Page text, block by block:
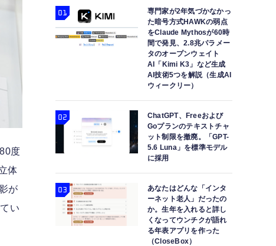
度
体
が
い
専門家が2年気づかなかっ
た暗号方式HAWKの弱点
をClaude Mythosが60時
間で発見、2.8兆パラメー
タのオープンウェイト
AI「Kimi K3」など生成
AI技術5つを解説（生成AI
ウィークリー）
ChatGPT、Freeおよび
Goプランのテキストチャ
ット制限を撤廃。「GPT-
5.6 Luna」を標準モデル
に採用
あなたはどんな「インタ
ーネット老人」だったの
か。生年を入れると詳し
くなってウンチクが語れ
る年表アプリを作った
（CloseBox）